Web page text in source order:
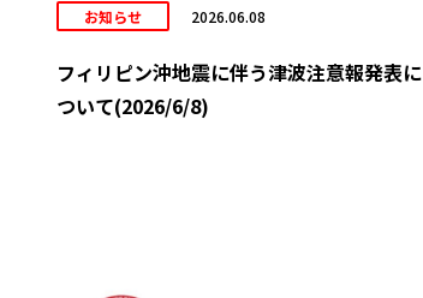
お知らせ 2026.06.08
フィリピン沖地震に伴う津波注意報発表に
ついて(2026/6/8)